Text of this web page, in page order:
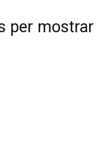
per mostrar